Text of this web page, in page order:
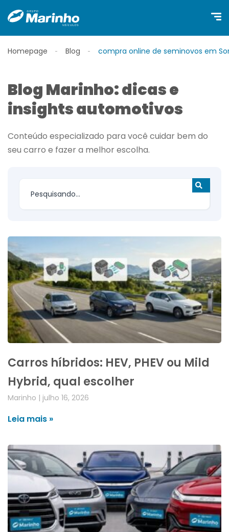
Homepage Blog compra online de seminovos em
Blog Marinho: dicas e
insights automotivos
Conteúdo especializado para você cuidar bem do
seu carro e fazer a melhor escolha.
Carros híbridos: HEV, PHEV ou Mild
Hybrid, qual escolher
Marinho julho 16, 2026
Leia mais »